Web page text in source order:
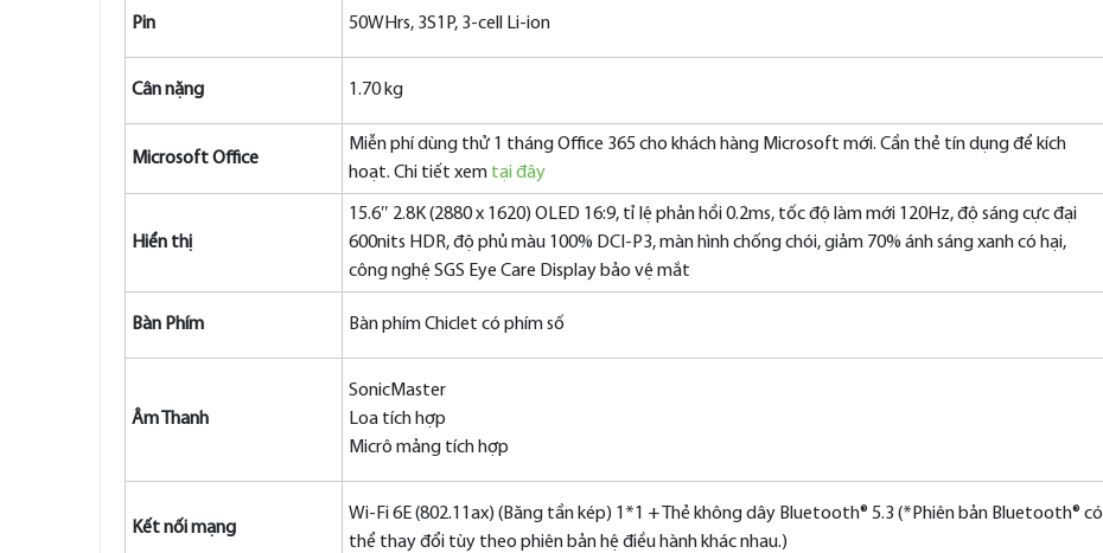
Pin 50WHrs, 3S1P, 3-cell Li-ion
Cân nặng 1.70 kg
Microsoft Office
Miễn phí dùng thử 1 tháng Office 365 cho khách hàng Microsoft mới. Cần thẻ tín dụng để kích
hoạt. Chi tiết xem tại đây
Hiển thị
15.6″ 2.8K (2880 x 1620) OLED 16:9, tỉ lệ phản hồi 0.2ms, tốc độ làm mới 120Hz, độ sáng cực đại
600nits HDR, độ phủ màu 100% DCI-P3, màn hình chống chói, giảm 70% ánh sáng xanh có hại,
công nghệ SGS Eye Care Display bảo vệ mắt
Bàn Phím Bàn phím Chiclet có phím số
Âm Thanh
SonicMaster
Loa tích hợp
Micrô mảng tích hợp
Kết nối mạng
Wi-Fi 6E (802.11ax) (Băng tần kép) 1*1 + Thẻ không dây Bluetooth® 5.3 (*Phiên bản Bluetooth® có
thể thay đổi tùy theo phiên bản hệ điều hành khác nhau.)